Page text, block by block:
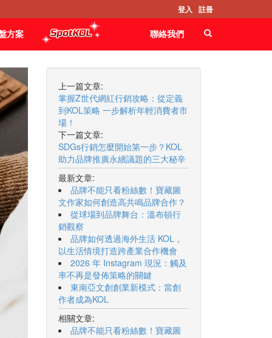
登入 註冊
方案 聯絡我們
上一篇文章:
掌握Z世代網紅行銷攻略：從定義
到KOL策略 一步解析年輕消費者市
場！
下一篇文章:
SDGs行銷怎麼開始第一步？KOL
助力品牌推廣永續議題的三大秘辛
最新文章:
品牌不能只看粉絲數！寶藏圖
文作家如何創造高共鳴品牌合作？
從球場到品牌舞台：溫布頓行
銷觀察
品牌如何透過海外生活 KOL，
以生活情境打造跨產業合作機會
2026 年 Instagram 現況：觸及
率不再是發佈策略的關鍵
東南亞文創創業新模式：當創
作者成為KOL
相關文章:
品牌不能只看粉絲數！寶藏圖